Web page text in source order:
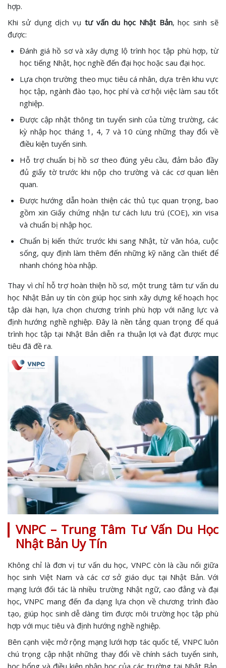
hợp.
Khi sử dụng dịch vụ tư vấn du học Nhật Bản, học sinh sẽ
được:
Đánh giá hồ sơ và xây dựng lộ trình học tập phù hợp, từ
học tiếng Nhật, học nghề đến đại học hoặc sau đại học.
Lựa chọn trường theo mục tiêu cá nhân, dựa trên khu vực
học tập, ngành đào tạo, học phí và cơ hội việc làm sau tốt
nghiệp.
Được cập nhật thông tin tuyển sinh của từng trường, các
kỳ nhập học tháng 1, 4, 7 và 10 cùng những thay đổi về
điều kiện tuyển sinh.
Hỗ trợ chuẩn bị hồ sơ theo đúng yêu cầu, đảm bảo đầy
đủ giấy tờ trước khi nộp cho trường và các cơ quan liên
quan.
Được hướng dẫn hoàn thiện các thủ tục quan trọng, bao
gồm xin Giấy chứng nhận tư cách lưu trú (COE), xin visa
và chuẩn bị nhập học.
Chuẩn bị kiến thức trước khi sang Nhật, từ văn hóa, cuộc
sống, quy định làm thêm đến những kỹ năng cần thiết để
nhanh chóng hòa nhập.
Thay vì chỉ hỗ trợ hoàn thiện hồ sơ, một trung tâm tư vấn du
học Nhật Bản uy tín còn giúp học sinh xây dựng kế hoạch học
tập dài hạn, lựa chọn chương trình phù hợp với năng lực và
định hướng nghề nghiệp. Đây là nền tảng quan trọng để quá
trình học tập tại Nhật Bản diễn ra thuận lợi và đạt được mục
tiêu đã đề ra.
VNPC – Trung Tâm Tư Vấn Du Học
Nhật Bản Uy Tín
Không chỉ là đơn vị tư vấn du học, VNPC còn là cầu nối giữa
học sinh Việt Nam và các cơ sở giáo dục tại Nhật Bản. Với
mạng lưới đối tác là nhiều trường Nhật ngữ, cao đẳng và đại
học, VNPC mang đến đa dạng lựa chọn về chương trình đào
tạo, giúp học sinh dễ dàng tìm được môi trường học tập phù
hợp với mục tiêu và định hướng nghề nghiệp.
Bên cạnh việc mở rộng mạng lưới hợp tác quốc tế, VNPC luôn
chú trọng cập nhật những thay đổi về chính sách tuyển sinh,
học bổng và điều kiện nhập học của các trường tại Nhật Bản.